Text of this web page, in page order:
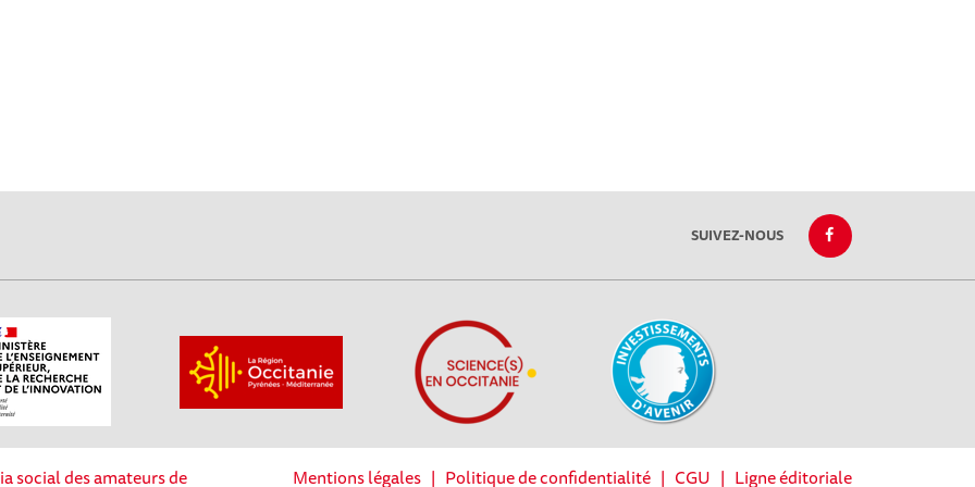
SUIVEZ-NOUS
social des amateurs de Mentions légales| Politique de confidentialité| CGU | Ligne éditoriale